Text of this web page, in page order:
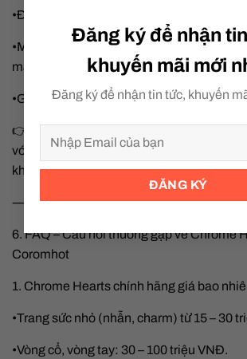
Đăng ký để nhận
khuyến mãi mới
Đăng ký để nhận tin tức, khuyến
•Được làm từ titanium, bạc, acetate cao
•Mẫu mã đa dạng: kính râm, kính cận,
mảnh.
•Giá trị sưu tầm cao vì nhiều mẫu limited.
👉 Coromhot tập trung mạnh vào mắt
với nhiều mẫu hiếm, đáp ứng nhu cầu
khách hàng tại Việt Nam.
⸻
6. FAQ – Câu hỏi thường gặp về Chrome
Coromhot
1. Chrome Hearts chính hãng giá bao
•Trang sức nhỏ (nhẫn, charm) từ 15 – 30
•Vòng cổ, vòng tay: 30 – 100 triệu VNĐ.